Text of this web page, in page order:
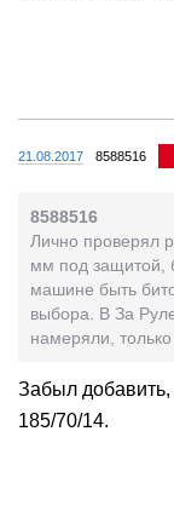
21.08.2017 8588516
8588516
Лично проверял
мм под защитой,
машине быть
выбора. В За
намеряли,
Забыл добавить,
185/70/14.